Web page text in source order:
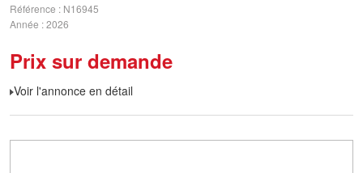
Référence
N16945
Année 2026
Prix sur demande
Voir l'annonce en détail